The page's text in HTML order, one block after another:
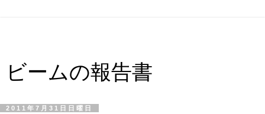
ビームの報告書
2011年7月31日日曜日